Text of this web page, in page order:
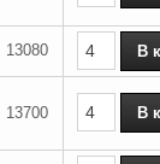
13080
13700